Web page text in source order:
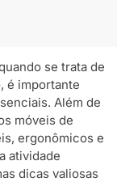
se trata de
é importante
Além de
móveis de
ergonômicos e
atividade
dicas valiosas